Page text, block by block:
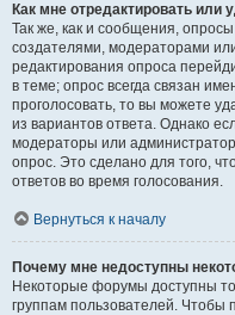
Как мне отредактировать или
Так же, как и сообщения,
создателями, модераторами
редактирования опроса
в теме; опрос всегда связан
проголосовать, то вы можете
из вариантов ответа. Однако
модераторы или
опрос. Это сделано для того,
ответов во время голосования.
Вернуться к началу
Почему мне недоступны
Некоторые форумы доступны
группам пользователей. Чтобы